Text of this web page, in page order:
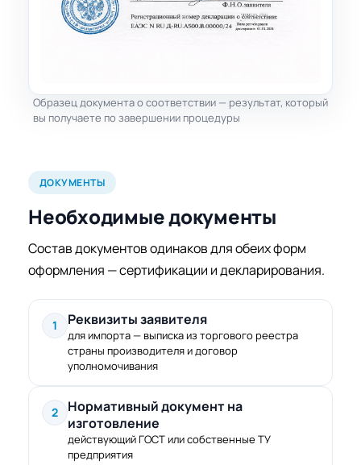
Образец документа о соответствии — результат, который
вы получаете по завершении процедуры
ДОКУМЕНТЫ
Необходимые документы
Состав документов одинаков для обеих форм
оформления — сертификации и декларирования.
1 Реквизиты заявителя
для импорта — выписка из торгового реестра
страны производителя и договор
уполномочивания
2
Нормативный документ на
изготовление
действующий ГОСТ или собственные ТУ
предприятия